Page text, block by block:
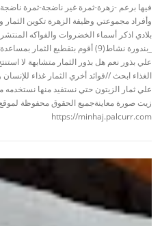
فيها برعم -زهرة-ثمرة غير ناضجة-ثمرة
بلادي اذكر أسماء الخضروات والفواكه
_بندورة نشاط(9) أقوم بتقطيع
علي بذور نعم هل بذور الثمار متشابهة لا
الغذاء ابحث //فوائد أخري الثمار غذاء
علي ثمار الزيتون حتي نستفيد منها نستخدمه
زيت صورة معاينةجميع الحقوق محفوظة
https://minhaj.palcurr.com